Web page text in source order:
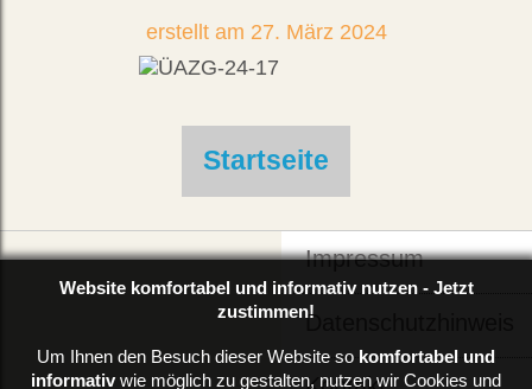
27. März 2024
Startseite
Impressum
Datenschutzhinweis
Website komfortabel und informativ nutzen - Jetzt
zustimmen!
Um Ihnen den Besuch dieser Website so komfortabel und
informativwie möglich zu gestalten, nutzen wir Cookies und